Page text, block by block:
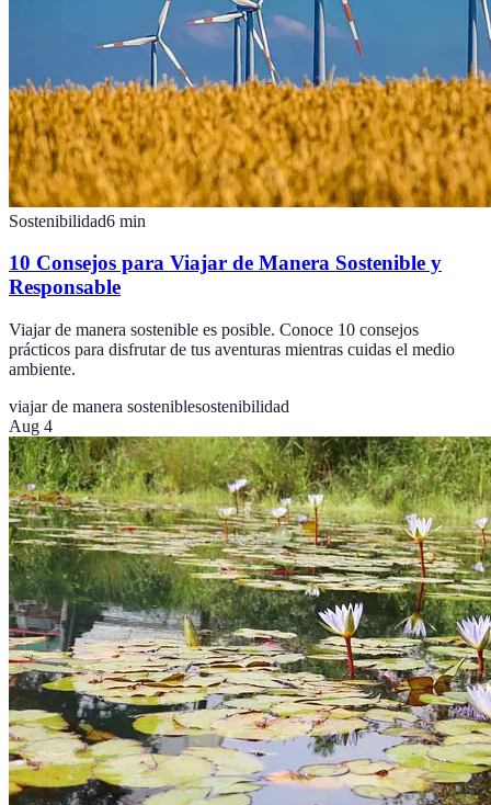
Sostenibilidad6 min
10 Consejos para Viajar de Manera Sostenible y
Responsable
Viajar de manera sostenible es posible. Conoce 10 consejos
prácticos para disfrutar de tus aventuras mientras cuidas el medio
ambiente.
viajar de manera sosteniblesostenibilidad
Aug 4